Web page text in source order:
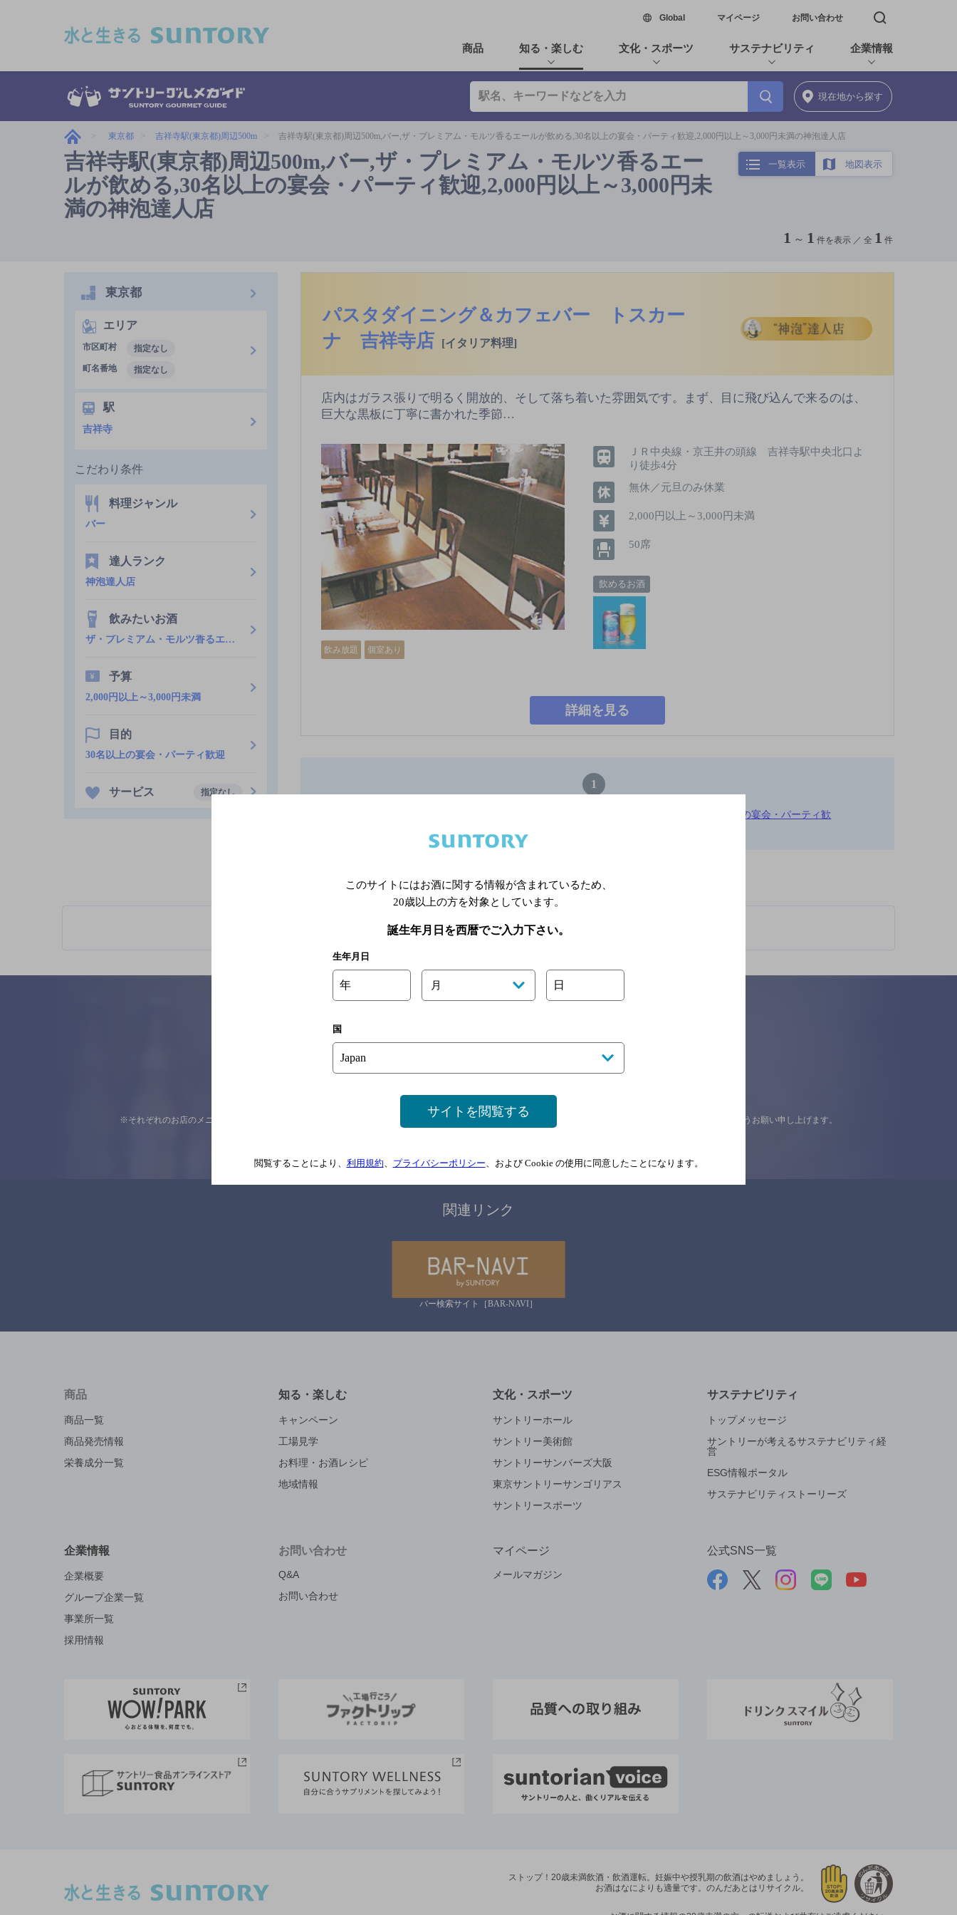
Global新しいウィンドウで開く
マイページ お問い合わせ 検索窓を開く
商品 知る・楽しむ 文化・スポーツ サステナビリティ 企業情報
現在地から探す
東京都 吉祥寺駅(東京都)周辺500m 吉祥寺駅(東京都)周辺500m,バー,ザ・プレミアム・モルツ香るエールが飲める,30名以上の宴会・パーティ歓迎,2,000円以上～3,000円未満の神泡達人店
吉祥寺駅(東京都)周辺500m,バー,ザ・プレミアム・モルツ香るエー
ルが飲める,30名以上の宴会・パーティ歓迎,2,000円以上～3,000円未
満の神泡達人店
一覧表示 地図表示
1 ～ 1 件を表示 ／ 全 1 件
パスタダイニング＆カフェバー トスカー
ナ 吉祥寺店
[イタリア料理]
店内はガラス張りで明るく開放的、そして落ち着いた雰囲気です。まず、目に飛び込んで来るのは、
巨大な黒板に丁寧に書かれた季節…
飲み放題 個室あり
ＪＲ中央線・京王井の頭線 吉祥寺駅中央北口よ
り徒歩4分
無休／元旦のみ休業
2,000円以上～3,000円未満
50席
飲めるお酒
詳細を見る
1
吉祥寺駅(東京都)周辺500m,バー,ザ・プレミアム・モルツ香るエールが飲める,30名以上の宴会・パーティ歓
※店舗によりハイボール取り扱い銘柄が異なります。
東京都
エリア
市区町村
指定なし
町名番地
指定なし
駅
吉祥寺
こだわり条件
料理ジャンル
バー
達人ランク
神泡達人店
飲みたいお酒
ザ・プレミアム・モルツ香るエール
予算
2,000円以上～3,000円未満
目的
30名以上の宴会・パーティ歓迎
サービス 指定なし
関連ページ
※それぞれのお店のメニューや営業時間などの掲載情報については、 予告なしに変更されることがありますので、 念のためお店にご確認の上ご来店くださいますようお願い申し上げます。
関連リンク
バー検索サイト［BAR-NAVI］
商品
商品一覧
商品発売情報
栄養成分一覧
知る・楽しむ
キャンペーン
工場見学
お料理・お酒レシピ
地域情報
文化・スポーツ
サントリーホール
サントリー美術館
サントリーサンバーズ大阪
東京サントリーサンゴリアス
サントリースポーツ
サステナビリティ
トップメッセージ
サントリーが考えるサステナビリティ経
営
ESG情報ポータル
サステナビリティストーリーズ
企業情報
企業概要
グループ企業一覧
事業所一覧
採用情報
お問い合わせ
Q&A
お問い合わせ
マイページ
メールマガジン
公式SNS一覧
ストップ！20歳未満飲酒・飲酒運転。 妊娠中や授乳期の飲酒はやめましょう。
お酒はなによりも適量です。 のんだあとはリサイクル。
このサイトにはお酒に関する情報が含まれているため、
20歳以上の方を対象としています。
誕生年月日を西暦でご入力下さい。
生年月日
年 月 日
国
サイトを閲覧する
閲覧することにより、 利用規約 プライバシーポリシー 、および Cookie の使用に同意したことになります。